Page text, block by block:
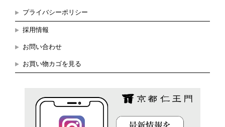
プライバシーポリシー
採用情報
お問い合わせ
お買い物カゴを見る